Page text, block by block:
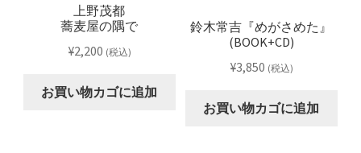
上野茂都
蕎麦屋の隅で
¥2,200 (税込)
お買い物カゴに追加
鈴木常吉『めがさめた』
(BOOK+CD)
¥3,850 (税込)
お買い物カゴに追加